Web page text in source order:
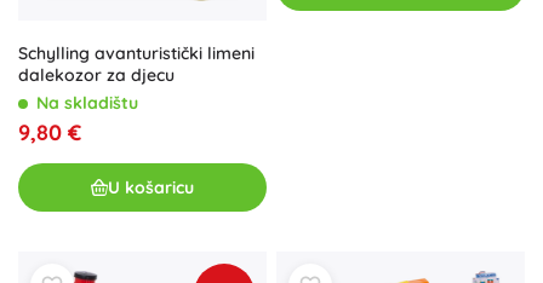
Schylling avanturistički limeni
dalekozor za djecu
Na skladištu
9,80 €
U košaricu